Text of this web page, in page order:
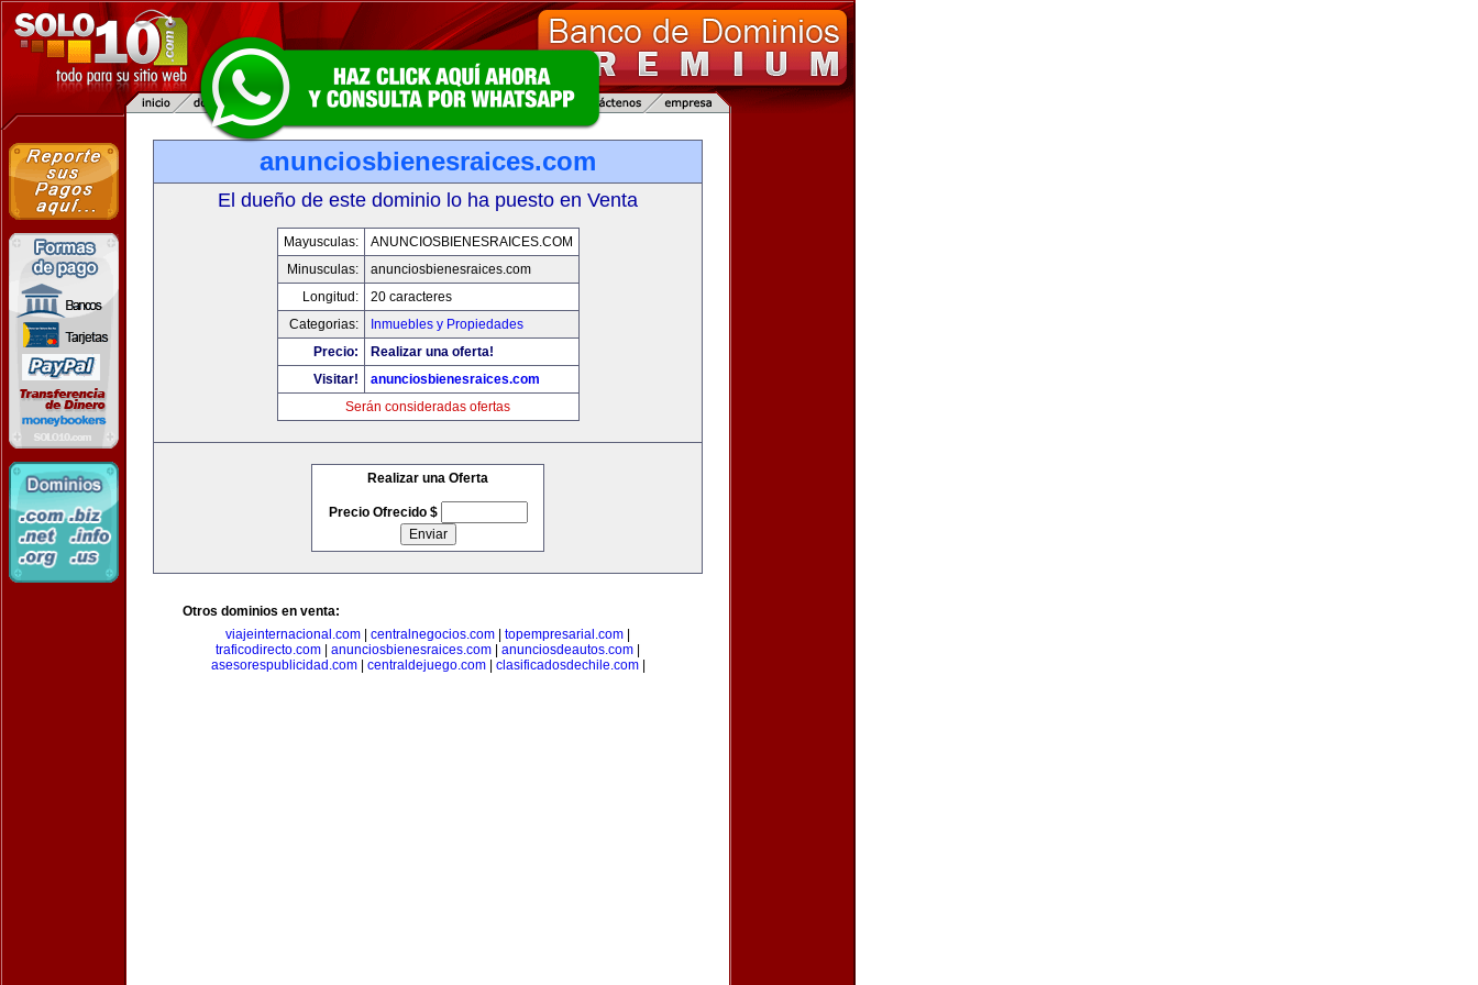
anunciosbienesraices.com
El dueño de este dominio lo ha puesto en Venta
Mayusculas:
ANUNCIOSBIENESRAICES.COM
Minusculas:
anunciosbienesraices.com
Longitud:
20 caracteres
Categorias:
Inmuebles y Propiedades
Precio:
Realizar una oferta!
Visitar!
anunciosbienesraices.com
Serán consideradas ofertas
Realizar una Oferta
Precio Ofrecido $
Otros dominios en venta:
viajeinternacional.com
centralnegocios.com topempresarial.com
traficodirecto.com
anunciosbienesraices.com anunciosdeautos.com
asesorespublicidad.com| centraldejuego.com| clasificadosdechile.com|